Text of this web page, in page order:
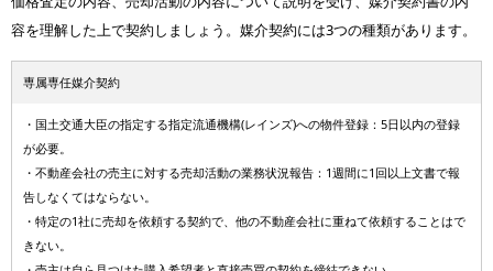
容を理解した上で契約しましょう。媒介契約には3つの種類があります。
専属専任媒介契約
・国土交通大臣の指定する指定流通機構(レインズ)への物件登録：5日以内の登録
が必要。
・不動産会社の売主に対する売却活動の業務状況報告：1週間に1回以上文書で報
告しなくてはならない。
・特定の1社に売却を依頼する契約で、他の不動産会社に重ねて依頼することはで
きない。